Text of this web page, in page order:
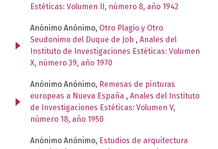
Estéticas: Volumen II, número 8, año 1942
Anónimo Anónimo, Otro Plagio y Otro
Seudonimo del Duque de Job , Anales del
Instituto de Investigaciones Estéticas: Volumen
X, número 39, año 1970
Anónimo Anónimo, Remesas de pinturas
europeas a Nueva España , Anales del Instituto
de Investigaciones Estéticas: Volumen V,
número 18, año 1950
Anónimo Anónimo, Estudios de arquitectura